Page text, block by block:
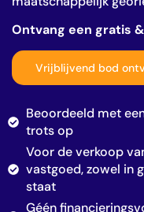
Ontvang een gratis
Vrijblijvend bod
Beoordeeld met
trots op
Voor de verkoop
vastgoed, zowel in
staat
Géén